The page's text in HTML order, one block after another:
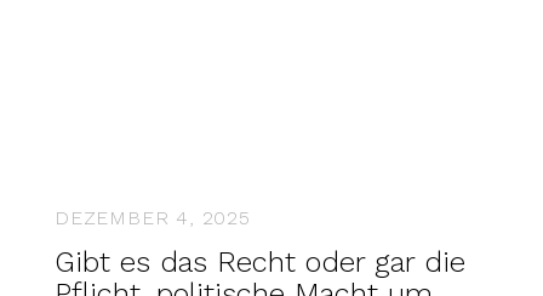
DEZEMBER 4, 2025
Gibt es das Recht oder gar die